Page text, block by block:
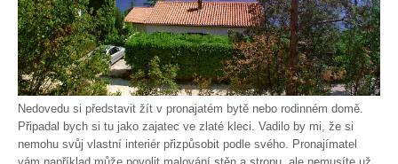
Nedovedu si představit žít v pronajatém bytě nebo rodinném domě.
Připadal bych si tu jako zajatec ve zlaté kleci. Vadilo by mi, že si
nemohu svůj vlastní interiér přizpůsobit podle svého. Pronajímatel